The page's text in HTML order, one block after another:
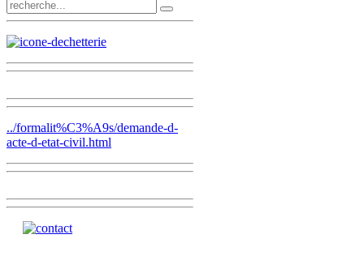
../formalit%C3%A9s/demande-d-
acte-d-etat-civil.html